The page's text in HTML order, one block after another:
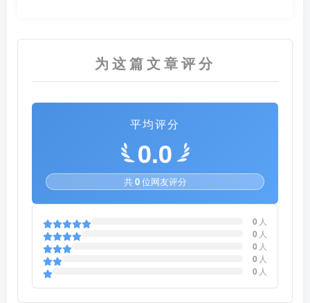
为这篇文章评分
平均评分
0.0
共0位网友评分
0 人
0 人
0 人
0 人
0 人